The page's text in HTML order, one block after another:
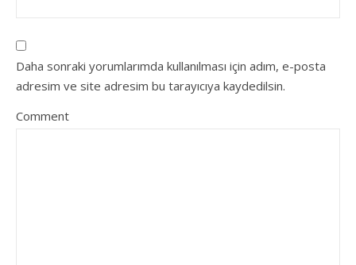
Daha sonraki yorumlarımda kullanılması için adım, e-posta
adresim ve site adresim bu tarayıcıya kaydedilsin.
Comment